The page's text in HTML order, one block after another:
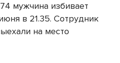
мужчина избивает
в 21.35. Сотрудник
на место